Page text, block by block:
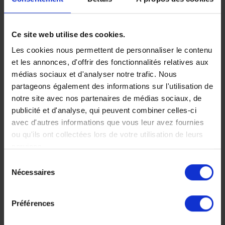
Ce site web utilise des cookies.
Les cookies nous permettent de personnaliser le contenu
et les annonces, d'offrir des fonctionnalités relatives aux
médias sociaux et d'analyser notre trafic. Nous
partageons également des informations sur l'utilisation de
notre site avec nos partenaires de médias sociaux, de
publicité et d'analyse, qui peuvent combiner celles-ci
avec d'autres informations que vous leur avez fournies
ou qu'ils ont collectées lors de votre utilisation de leurs
Nécessaires
Préférences
Faites nous part de vos
envies
Chez Makila Voyages, chaque
voyage est unique, nous
mesure.